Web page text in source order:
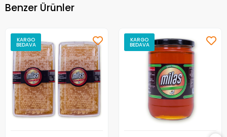
Benzer Ürünler
KARGO
BEDAVA
KARGO
BEDAVA